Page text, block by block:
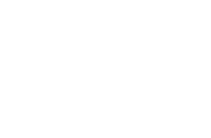
ーネットバンキング